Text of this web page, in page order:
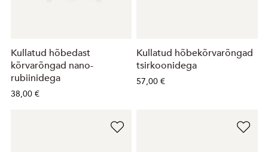
Kullatud hõbedast
kõrvarõngad nano-
rubiinidega
38,00 €
Kullatud hõbekõrvarõngad
tsirkoonidega
57,00 €